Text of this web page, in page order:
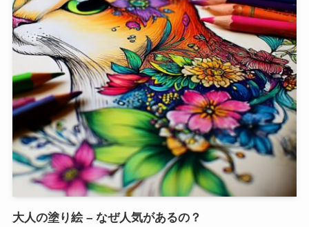
大人の塗り絵 – なぜ人気があるの？